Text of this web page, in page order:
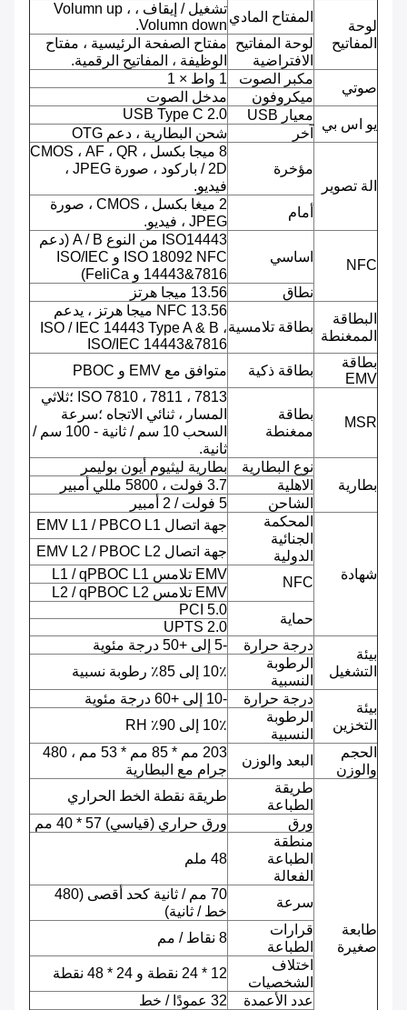
لوحة
المفاتيح
المفتاح المادي
تشغيل / إيقاف ، Volumn up ،
Volumn down.
لوحة المفاتيح
الافتراضية
مفتاح الصفحة الرئيسية ، مفتاح
الوظيفة ، المفاتيح الرقمية.
صوتي
مكبر الصوت
1 واط × 1
ميكروفون
مدخل الصوت
يو اس بي
معيار USB
USB Type C 2.0
آخر
شحن البطارية ، دعم OTG
الة تصوير
مؤخرة
8 ميجا بكسل ، CMOS ، AF ، QR
/ 2D باركود ، صورة JPEG ،
فيديو.
أمام
2 ميغا بكسل ، CMOS ، صورة
JPEG ، فيديو.
NFC
اساسي
ISO14443 من النوع A / B (دعم
ISO 18092 NFC و ISO/IEC
14443&7816 و FeliCa)
نطاق
13.56 ميجا هرتز
البطاقة
الممغنطة
بطاقة تلامسية
NFC 13.56 ميجا هرتز ، يدعم
ISO / IEC 14443 Type A & B ،
ISO/IEC 14443&7816
بطاقة
EMV
بطاقة ذكية متوافق مع EMV و PBOC
MSR
بطاقة
ممغنطة
ISO 7810 ، 7811 ، 7813 ؛ثلاثي
المسار ، ثنائي الاتجاه ؛سرعة
السحب 10 سم / ثانية - 100 سم /
ثانية.
بطارية
نوع البطارية
بطارية ليثيوم أيون بوليمر
الاهلية
3.7 فولت ، 5800 مللي أمبير
الشاحن
5 فولت / 2 أمبير
شهادة
المحكمة
الجنائية
الدولية
جهة اتصال EMV L1 / PBCO L1
جهة اتصال EMV L2 / PBOC L2
NFC
EMV تلامس L1 / qPBOC L1
EMV تلامس L2 / qPBOC L2
حماية
PCI 5.0
UPTS 2.0
بيئة
التشغيل
درجة حرارة
-5 إلى +50 درجة مئوية
الرطوبة
النسبية
10٪ إلى 85٪ رطوبة نسبية
بيئة
التخزين
درجة حرارة
-10 إلى +60 درجة مئوية
الرطوبة
النسبية
10٪ إلى 90٪ RH
الحجم
والوزن
البعد والوزن
203 مم * 85 مم * 53 مم ، 480
جرام مع البطارية
طابعة
صغيرة
طريقة
الطباعة
طريقة نقطة الخط الحراري
ورق
ورق حراري (قياسي) 57 * 40 مم
منطقة
الطباعة
الفعالة
48 ملم
سرعة
70 مم / ثانية كحد أقصى (480
خط / ثانية)
قرارات
الطباعة
8 نقاط / مم
اختلاف
الشخصيات
12 * 24 نقطة و 24 * 48 نقطة
عدد الأعمدة
32 عمودًا / خط